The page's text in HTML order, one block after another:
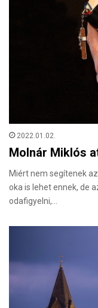
2022.01.02.
Molnár Miklós
Miért nem segítenek
oka is lehet ennek, de
odafigyelni,…